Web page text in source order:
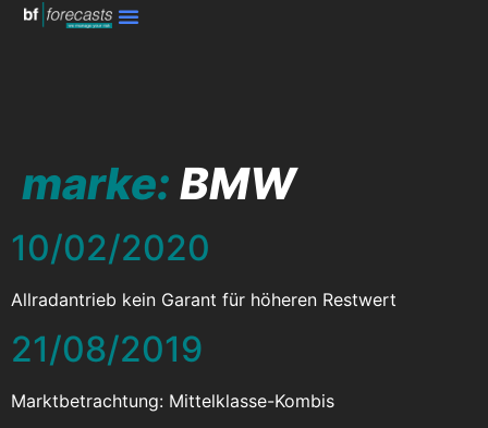
marke: BMW
10/02/2020
Allradantrieb kein Garant für höheren Restwert
21/08/2019
Marktbetrachtung: Mittelklasse-Kombis